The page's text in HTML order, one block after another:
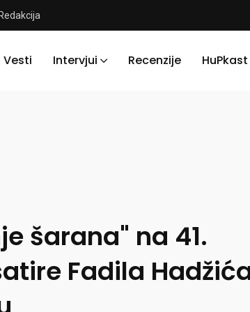
Redakcija
Vesti Intervjui Recenzije HuPkast
šarana" na 41.
Fadila